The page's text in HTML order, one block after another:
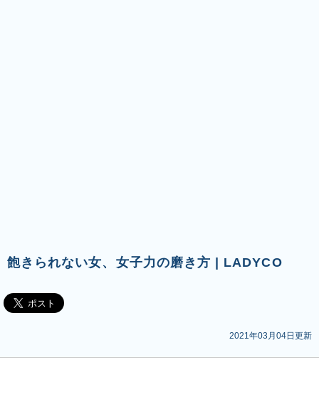
飽きられない女、女子力の磨き方 | LADYCO
2021年03月04日更新